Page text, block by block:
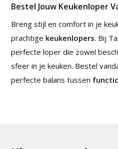
Bestel Jouw Keukenloper
Breng stijl en comfort in je
prachtige keukenlopers. Bij
perfecte loper die zowel
sfeer in je keuken. Bestel
perfecte balans tussen